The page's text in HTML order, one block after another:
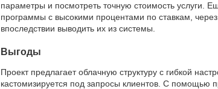
параметры и посмотреть точную стоимость
программы с высокими процентами по ставкам,
впоследствии выводить их из системы.
Выгоды
Проект предлагает облачную структуру с гибкой
кастомизируется под запросы клиентов. С помощью